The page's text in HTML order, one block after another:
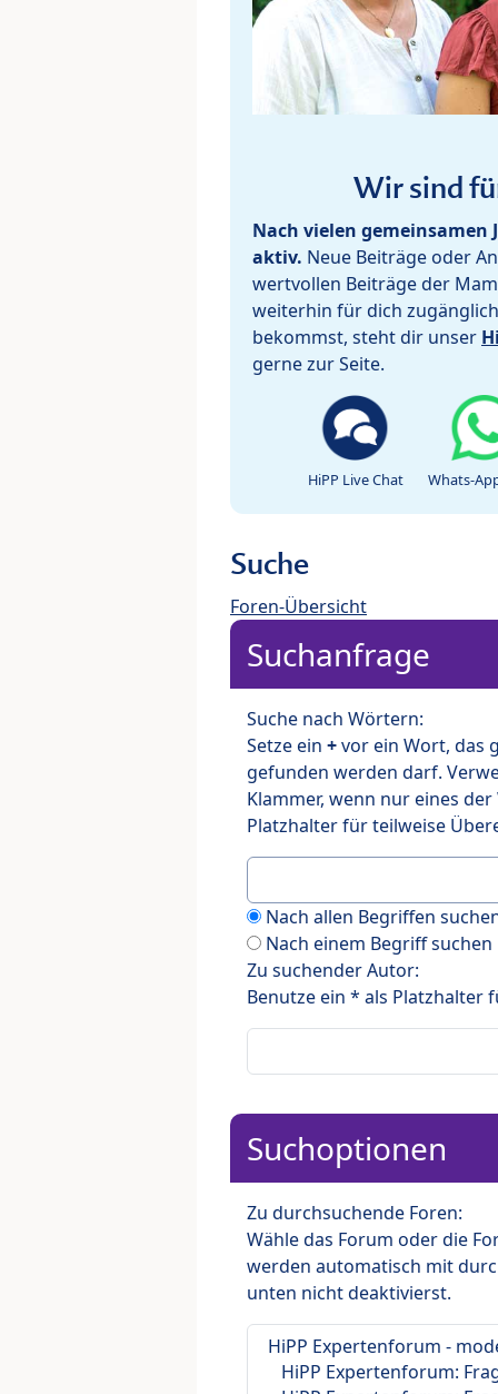
Wir sind
Nach vielen
aktiv. Neue Beiträge oder
wertvollen Beiträge der
weiterhin für dich
bekommst, steht dir unser
gerne zur Seite.
HiPP Live Chat Whats-
Suche
Foren-Übersicht
Suchanfrage
Suche nach Wörtern:
Setze ein +vor ein Wort, das
gefunden werden darf.
Klammer, wenn nur eines
Platzhalter für teilweise
Nach allen Begriffen
Nach einem Begriff suchen
Zu suchender Autor:
Benutze ein * als Platzhalter
Suchoptionen
Zu durchsuchende Foren:
Wähle das Forum oder die
werden automatisch mit
unten nicht deaktivierst.